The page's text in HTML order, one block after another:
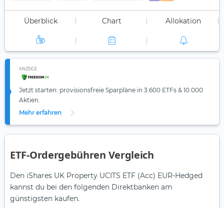
Überblick Chart Allokation
ANZEIGE
Jetzt starten: provisionsfreie Sparpläne in 3.600 ETFs & 10.000
Aktien.
Mehr erfahren
ETF-Ordergebühren Vergleich
Den iShares UK Property UCITS ETF (Acc) EUR-Hedged
kannst du bei den folgenden Direktbanken am
günstigsten kaufen.